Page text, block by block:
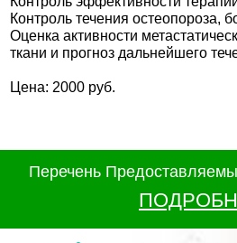
Контроль течения остеопороза,
Оценка активности
ткани и прогноз дальнейшего
Цена: 2000 руб.
Перечень